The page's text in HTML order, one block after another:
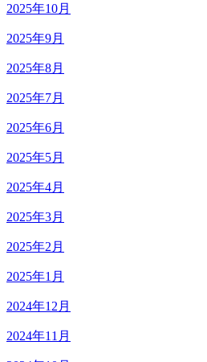
2025年10月
2025年9月
2025年8月
2025年7月
2025年6月
2025年5月
2025年4月
2025年3月
2025年2月
2025年1月
2024年12月
2024年11月